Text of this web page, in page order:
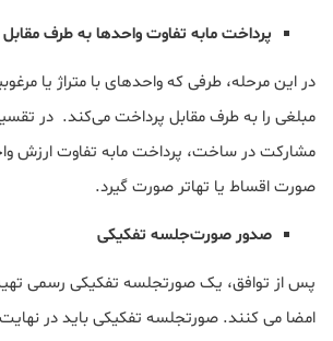
پرداخت مابه تفاوت واحدها به طرف مقابل
در این مرحله، طرفی که واحدهای با متراژ یا
مبلغی را به طرف مقابل پرداخت می‌کند. در
مشارکت در ساخت، پرداخت مابه تفاوت ارزش
صورت اقساط یا تهاتر صورت گیرد.
صدور صورت‌جلسه تفکیکی
پس از توافق، یک صورتجلسه تفکیکی رسمی
امضا می کنند. صورتجلسه تفکیکی باید در نهایت